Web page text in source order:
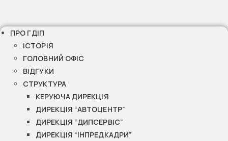
ПРО ГДІП
ІСТОРІЯ
ГОЛОВНИЙ ОФІС
ВІДГУКИ
СТРУКТУРА
КЕРУЮЧА ДИРЕКЦІЯ
ДИРЕКЦІЯ “АВТОЦЕНТР”
ДИРЕКЦІЯ “ДИПСЕРВІС”
ДИРЕКЦІЯ “ІНПРЕДКАДРИ”